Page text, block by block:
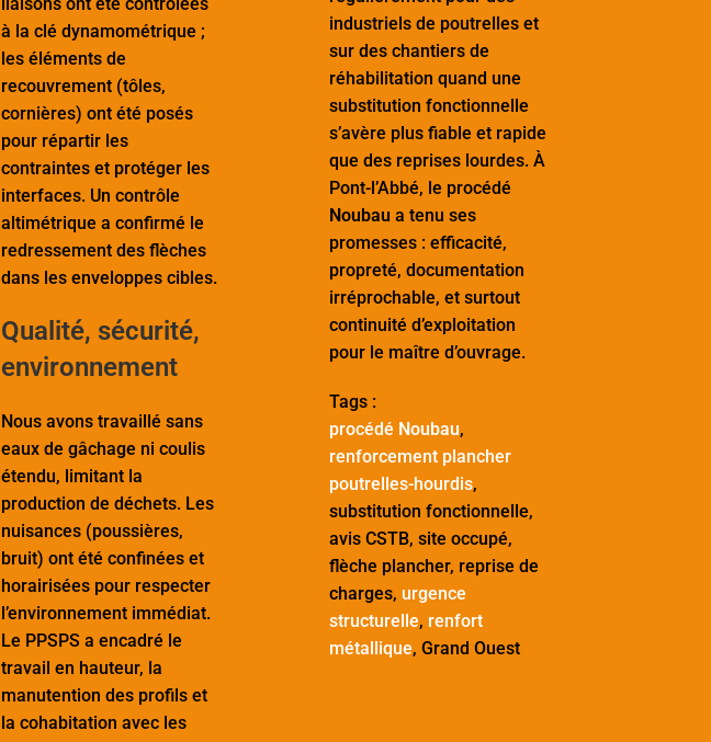
à la clé dynamométrique ;
les éléments de
recouvrement (tôles,
cornières) ont été posés
pour répartir les
contraintes et protéger les
interfaces. Un contrôle
altimétrique a confirmé le
redressement des flèches
dans les enveloppes cibles.
Qualité, sécurité,
environnement
Nous avons travaillé sans
eaux de gâchage ni coulis
étendu, limitant la
production de déchets. Les
nuisances (poussières,
bruit) ont été confinées et
horairisées pour respecter
l’environnement immédiat.
Le PPSPS a encadré le
travail en hauteur, la
manutention des profils et
la cohabitation avec les
industriels de poutrelles et
sur des chantiers de
réhabilitation quand une
substitution fonctionnelle
s’avère plus fiable et rapide
que des reprises lourdes. À
Pont-l’Abbé, le procédé
Noubau a tenu ses
promesses : efficacité,
propreté, documentation
irréprochable, et surtout
continuité d’exploitation
pour le maître d’ouvrage.
Tags :
procédé Noubau,
renforcement plancher
poutrelles-hourdis,
substitution fonctionnelle,
avis CSTB, site occupé,
flèche plancher, reprise de
charges, urgence
structurelle, renfort
métallique, Grand Ouest